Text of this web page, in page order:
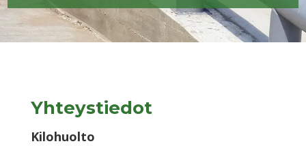
Yhteystiedot
Kilohuolto